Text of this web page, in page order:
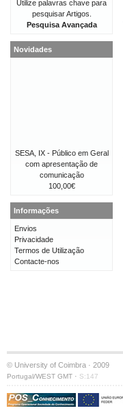
Utilize palavras chave para
pesquisar Artigos.
Pesquisa Avançada
Novidades
SESA, IX - Público em Geral
com apresentação de
comunicação
100,00€
Informações
Envios
Privacidade
Termos de Utilização
Contacte-nos
© University of Coimbra · 2009
Portugal/WEST GMT · S:147